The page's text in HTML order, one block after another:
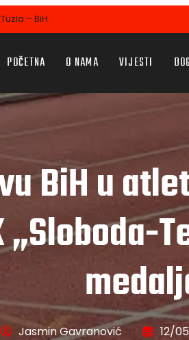
– BiH
POČETNA O NAMA VIJESTI
BiH u
Jasmin Gavranović 12/